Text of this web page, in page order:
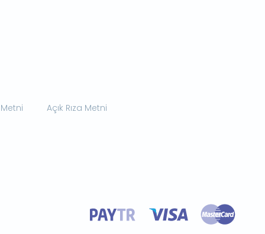
Açık Rıza Metni